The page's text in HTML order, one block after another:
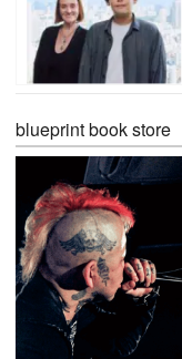
blueprint book store